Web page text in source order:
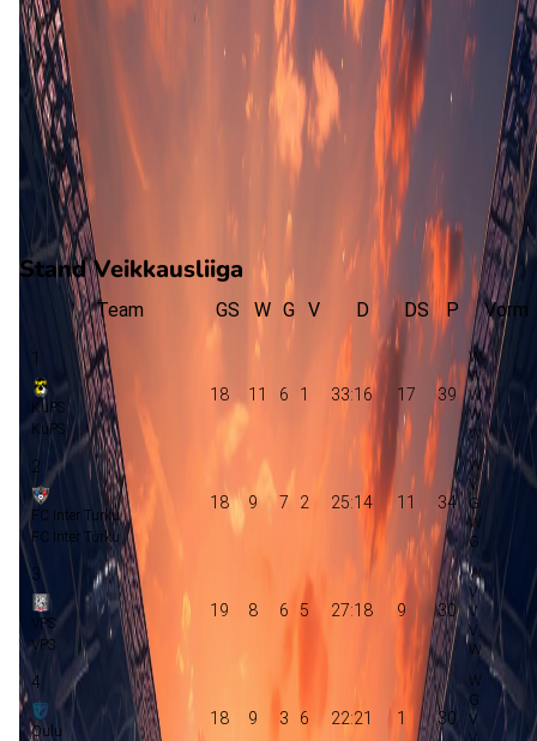
-
FC Lahti
FC Lahti
24aantal goals
gewonnen
9 verloren
Stand Veikkausliiga
Team GS W G V D DS P Vorm
1
KuPS
KuPS
18 11 6 1 33:16 17 39
2
FC Inter Turku
FC Inter Turku
18 9 7 2 25:14 11 34
3
VPS
VPS
19 8 6 5 27:18 9 30
4
Oulu
18 9 3 6 22:21 1 30